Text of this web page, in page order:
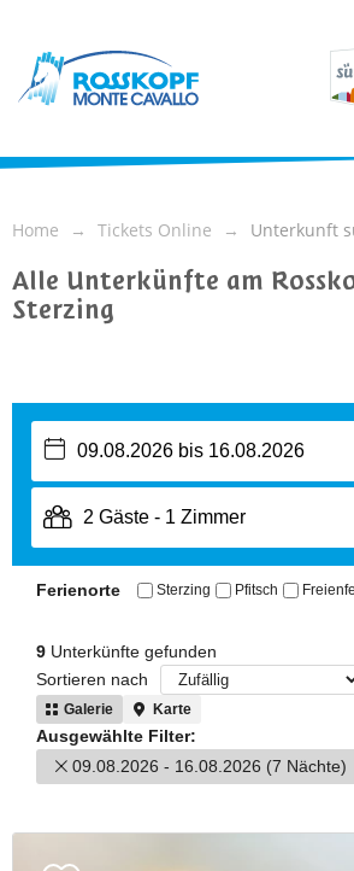
Home Tickets Online Unterkunft
Alle Unterkünfte am
Sterzing